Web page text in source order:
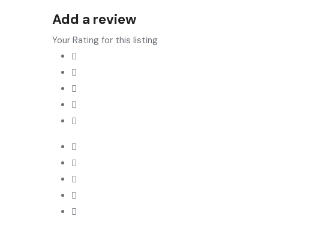
Add a review
Your Rating for this listing